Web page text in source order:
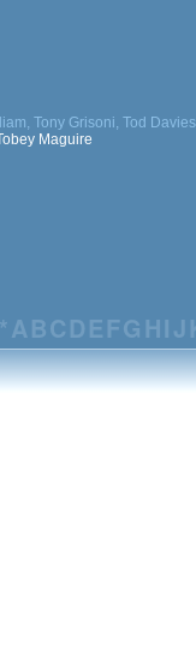
Tony Grisoni, Tod
Maguire
*ABCDEFG HIJ